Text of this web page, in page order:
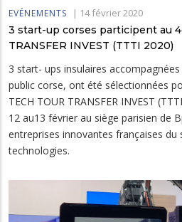
EVÉNEMENTS | 14 février 2020
3 start-up corses participent au
TRANSFER INVEST (TTTI 2020)
3 start- ups insulaires
public corse, ont été sélectionnées
TECH TOUR TRANSFER INVEST
12 au13 février au siège parisien de
entreprises innovantes françaises
technologies.